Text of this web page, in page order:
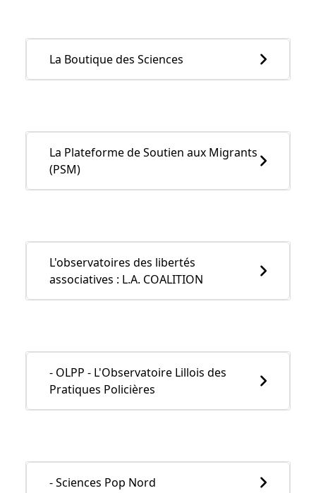
La Boutique des Sciences
La Plateforme de Soutien aux Migrants
(PSM)
L'observatoires des libertés
associatives : L.A. COALITION
- OLPP - L'Observatoire Lillois des
Pratiques Policières
- Sciences Pop Nord